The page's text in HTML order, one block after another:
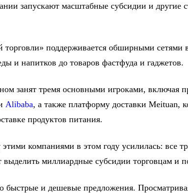
запускают масштабные субсидии и другие
торговли» поддерживается обширными сетями
и напитков до товаров фастфуда и гаджетов.
занят тремя основными игроками, включая
Alibaba, а также платформу доставки Meituan,
продуктов питания.
компаниями в этом году усилилась: все
миллиардные субсидии торговцам и
быстрые и дешевые предложения.